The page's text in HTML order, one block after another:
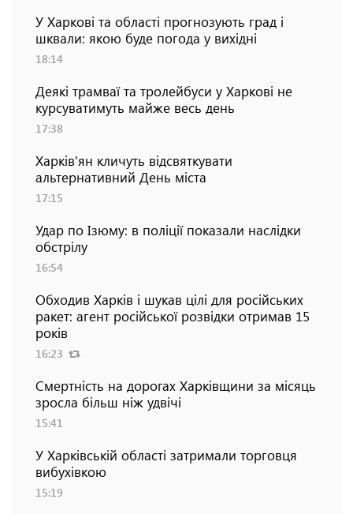
У Харкові та області прогнозують град і
шквали: якою буде погода у вихідні
18:14
Деякі трамваї та тролейбуси у Харкові не
курсуватимуть майже весь день
17:38
Харків'ян кличуть відсвяткувати
альтернативний День міста
17:15
Удар по Ізюму: в поліції показали наслідки
обстрілу
16:54
Обходив Харків і шукав цілі для російських
ракет: агент російської розвідки отримав 15
років
16:23
Смертність на дорогах Харківщини за місяць
зросла більш ніж удвічі
15:41
У Харківській області затримали торговця
вибухівкою
15:19